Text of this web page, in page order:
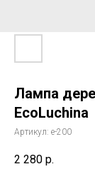
Лампа
EcoLuchina
Артикул: е-200
2 280 р.